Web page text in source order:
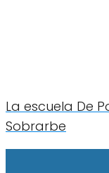
La escuela De
Sobrarbe